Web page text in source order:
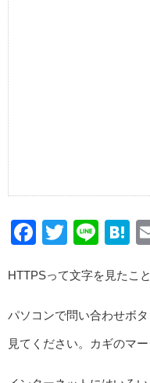
Facebook
Twitter
Line
HTTPSって文字を見たこ
パソコンで問い合わせボ
見てください。カギのマ